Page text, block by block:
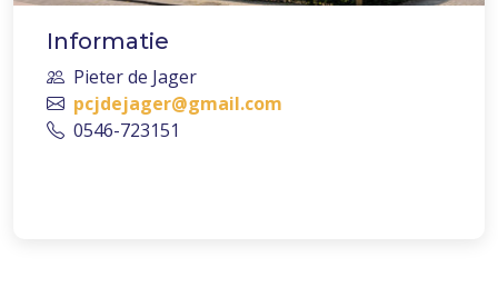
Informatie
Pieter de Jager
pcjdejager@gmail.com
0546-723151